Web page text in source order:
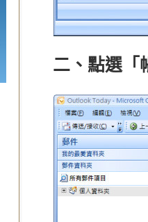
二、點選「